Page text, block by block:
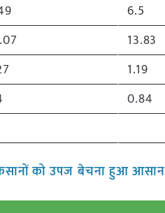
6.5
13.83
1.19
0.84
को उपज बेचना हुआ आसान